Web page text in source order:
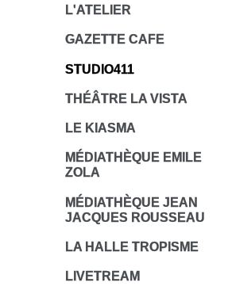
L'ATELIER
GAZETTE CAFE
STUDIO411
THÉÂTRE LA VISTA
LE KIASMA
MÉDIATHÈQUE EMILE
ZOLA
MÉDIATHÈQUE JEAN
JACQUES ROUSSEAU
LA HALLE TROPISME
LIVETREAM